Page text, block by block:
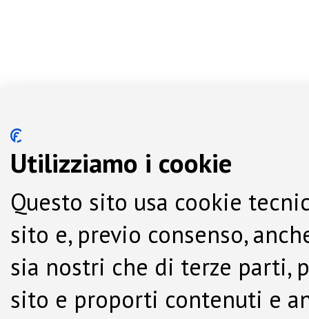
Utilizziamo i cookie
Questo sito usa cookie
sito e, previo consenso,
sia nostri che di terze parti,
sito e proporti contenuti e